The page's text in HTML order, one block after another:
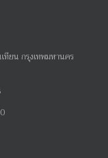
ทียน กรุงเทพมหานคร